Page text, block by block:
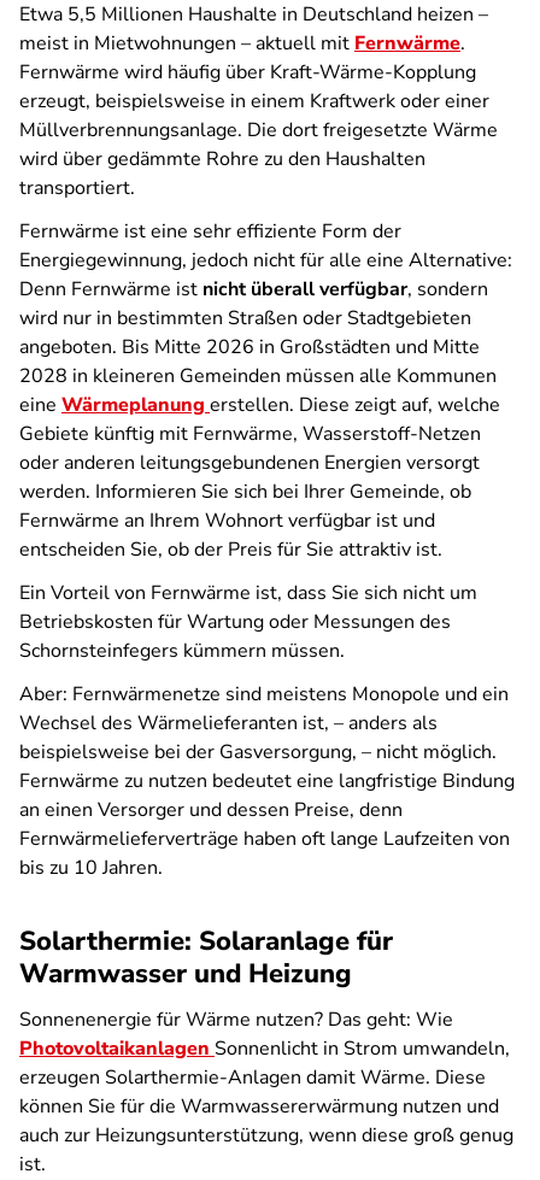
Etwa 5,5 Millionen Haushalte in Deutschland heizen –
meist in Mietwohnungen – aktuell mit Fernwärme.
Fernwärme wird häufig über Kraft-Wärme-Kopplung
erzeugt, beispielsweise in einem Kraftwerk oder einer
Müllverbrennungsanlage. Die dort freigesetzte Wärme
wird über gedämmte Rohre zu den Haushalten
transportiert.
Fernwärme ist eine sehr effiziente Form der
Energiegewinnung, jedoch nicht für alle eine Alternative:
Denn Fernwärme ist nicht überall verfügbar, sondern
wird nur in bestimmten Straßen oder Stadtgebieten
angeboten. Bis Mitte 2026 in Großstädten und Mitte
2028 in kleineren Gemeinden müssen alle Kommunen
eine Wärmeplanung erstellen. Diese zeigt auf, welche
Gebiete künftig mit Fernwärme, Wasserstoff-Netzen
oder anderen leitungsgebundenen Energien versorgt
werden. Informieren Sie sich bei Ihrer Gemeinde, ob
Fernwärme an Ihrem Wohnort verfügbar ist und
entscheiden Sie, ob der Preis für Sie attraktiv ist.
Ein Vorteil von Fernwärme ist, dass Sie sich nicht um
Betriebskosten für Wartung oder Messungen des
Schornsteinfegers kümmern müssen.
Aber: Fernwärmenetze sind meistens Monopole und ein
Wechsel des Wärmelieferanten ist, – anders als
beispielsweise bei der Gasversorgung, – nicht möglich.
Fernwärme zu nutzen bedeutet eine langfristige Bindung
an einen Versorger und dessen Preise, denn
Fernwärmelieferverträge haben oft lange Laufzeiten von
bis zu 10 Jahren.
Solarthermie: Solaranlage für
Warmwasser und Heizung
Sonnenenergie für Wärme nutzen? Das geht: Wie
Photovoltaikanlagen Sonnenlicht in Strom umwandeln,
erzeugen Solarthermie-Anlagen damit Wärme. Diese
können Sie für die Warmwassererwärmung nutzen und
auch zur Heizungsunterstützung, wenn diese groß genug
ist.